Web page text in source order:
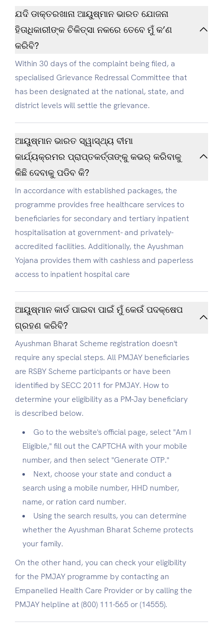
ଯଦି ଡାକ୍ତରଖାନା ଆୟୁଷ୍ମାନ ଭାରତ ଯୋଜନା
ହିତାଧିକାରୀଙ୍କ ଚିକିତ୍ସା ନକରେ ତେବେ ମୁଁ କ’ଣ
କରିବି?
Within 30 days of the complaint being filed, a
specialised Grievance Redressal Committee that
has been designated at the national, state, and
district levels will settle the grievance.
ଆୟୁଷ୍ମାନ ଭାରତ ସ୍ୱାସ୍ଥ୍ୟ ବୀମା
କାର୍ଯ୍ୟକ୍ରମର ପ୍ରାପ୍ତକର୍ତ୍ତାଙ୍କୁ କଭର୍ କରିବାକୁ
କିଛି ଦେବାକୁ ପଡିବ କି?
In accordance with established packages, the
programme provides free healthcare services to
beneficiaries for secondary and tertiary inpatient
hospitalisation at government- and privately-
accredited facilities. Additionally, the Ayushman
Yojana provides them with cashless and paperless
access to inpatient hospital care
ଆୟୁଷ୍ମାନ କାର୍ଡ ପାଇବା ପାଇଁ ମୁଁ କେଉଁ ପଦକ୍ଷେପ
ଗ୍ରହଣ କରିବି?
Ayushman Bharat Scheme registration doesn't
require any special steps. All PMJAY beneficiaries
are RSBY Scheme participants or have been
identified by SECC 2011 for PMJAY. How to
determine your eligibility as a PM-Jay beneficiary
is described below.
Go to the website's official page, select "Am I
Eligible," fill out the CAPTCHA with your mobile
number, and then select "Generate OTP."
Next, choose your state and conduct a
search using a mobile number, HHD number,
name, or ration card number.
Using the search results, you can determine
whether the Ayushman Bharat Scheme protects
your family.
On the other hand, you can check your eligibility
for the PMJAY programme by contacting an
Empanelled Health Care Provider or by calling the
PMJAY helpline at (800) 111-565 or (14555).